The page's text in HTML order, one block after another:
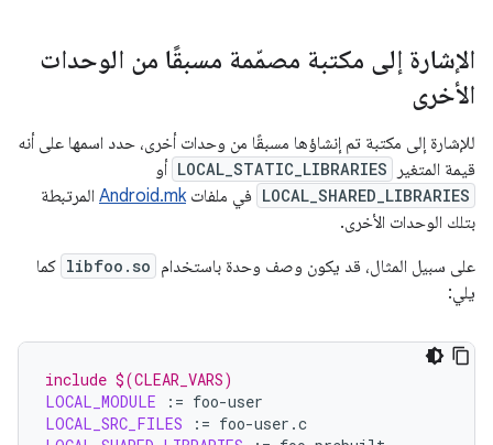
الإشارة إلى مكتبة مصمّمة مسبقًا من الوحدات
الأخرى
للإشارة إلى مكتبة تم إنشاؤها مسبقًا من وحدات أخرى، حدد اسمها على أنه
قيمة المتغير
LOCAL_STATIC_LIBRARIES أو
LOCAL_SHARED_LIBRARIES في ملفاتAndroid.mk المرتبطة
بتلك الوحدات الأخرى.
على سبيل المثال، قد يكون وصف وحدة باستخدام libfoo.so كما
يلي:
include $(CLEAR_VARS)
LOCAL_MODULE
:=
LOCAL_SRC_FILES
:=